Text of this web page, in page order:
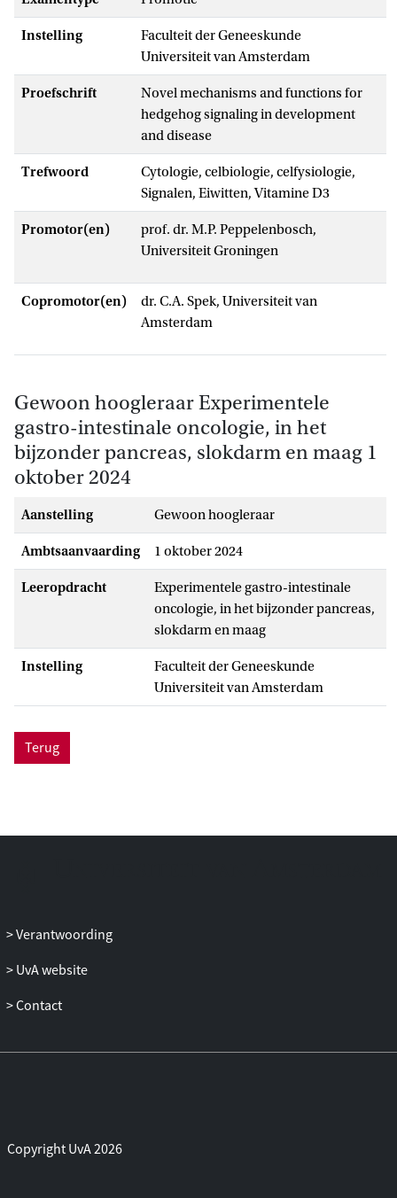
Instelling
Faculteit der Geneeskunde
Universiteit van Amsterdam
Proefschrift
Novel mechanisms and functions for
hedgehog signaling in development
and disease
Trefwoord
cytologie, celbiologie, celfysiologie,
Signalen, Eiwitten, Vitamine D3
Promotor(en)
prof. dr. M.P. Peppelenbosch,
Universiteit Groningen
Copromotor(en)
dr. C.A. Spek, Universiteit van
Amsterdam
Gewoon hoogleraar Experimentele
gastro-intestinale oncologie, in het
bijzonder pancreas, slokdarm en maag 1
oktober 2024
Aanstelling gewoon hoogleraar
Ambtsaanvaarding 1 oktober 2024
Leeropdracht
Experimentele gastro-intestinale
oncologie, in het bijzonder pancreas,
slokdarm en maag
Instelling
Faculteit der Geneeskunde
Universiteit van Amsterdam
Terug
Verantwoording
UvA website
Contact
Copyright UvA 2026